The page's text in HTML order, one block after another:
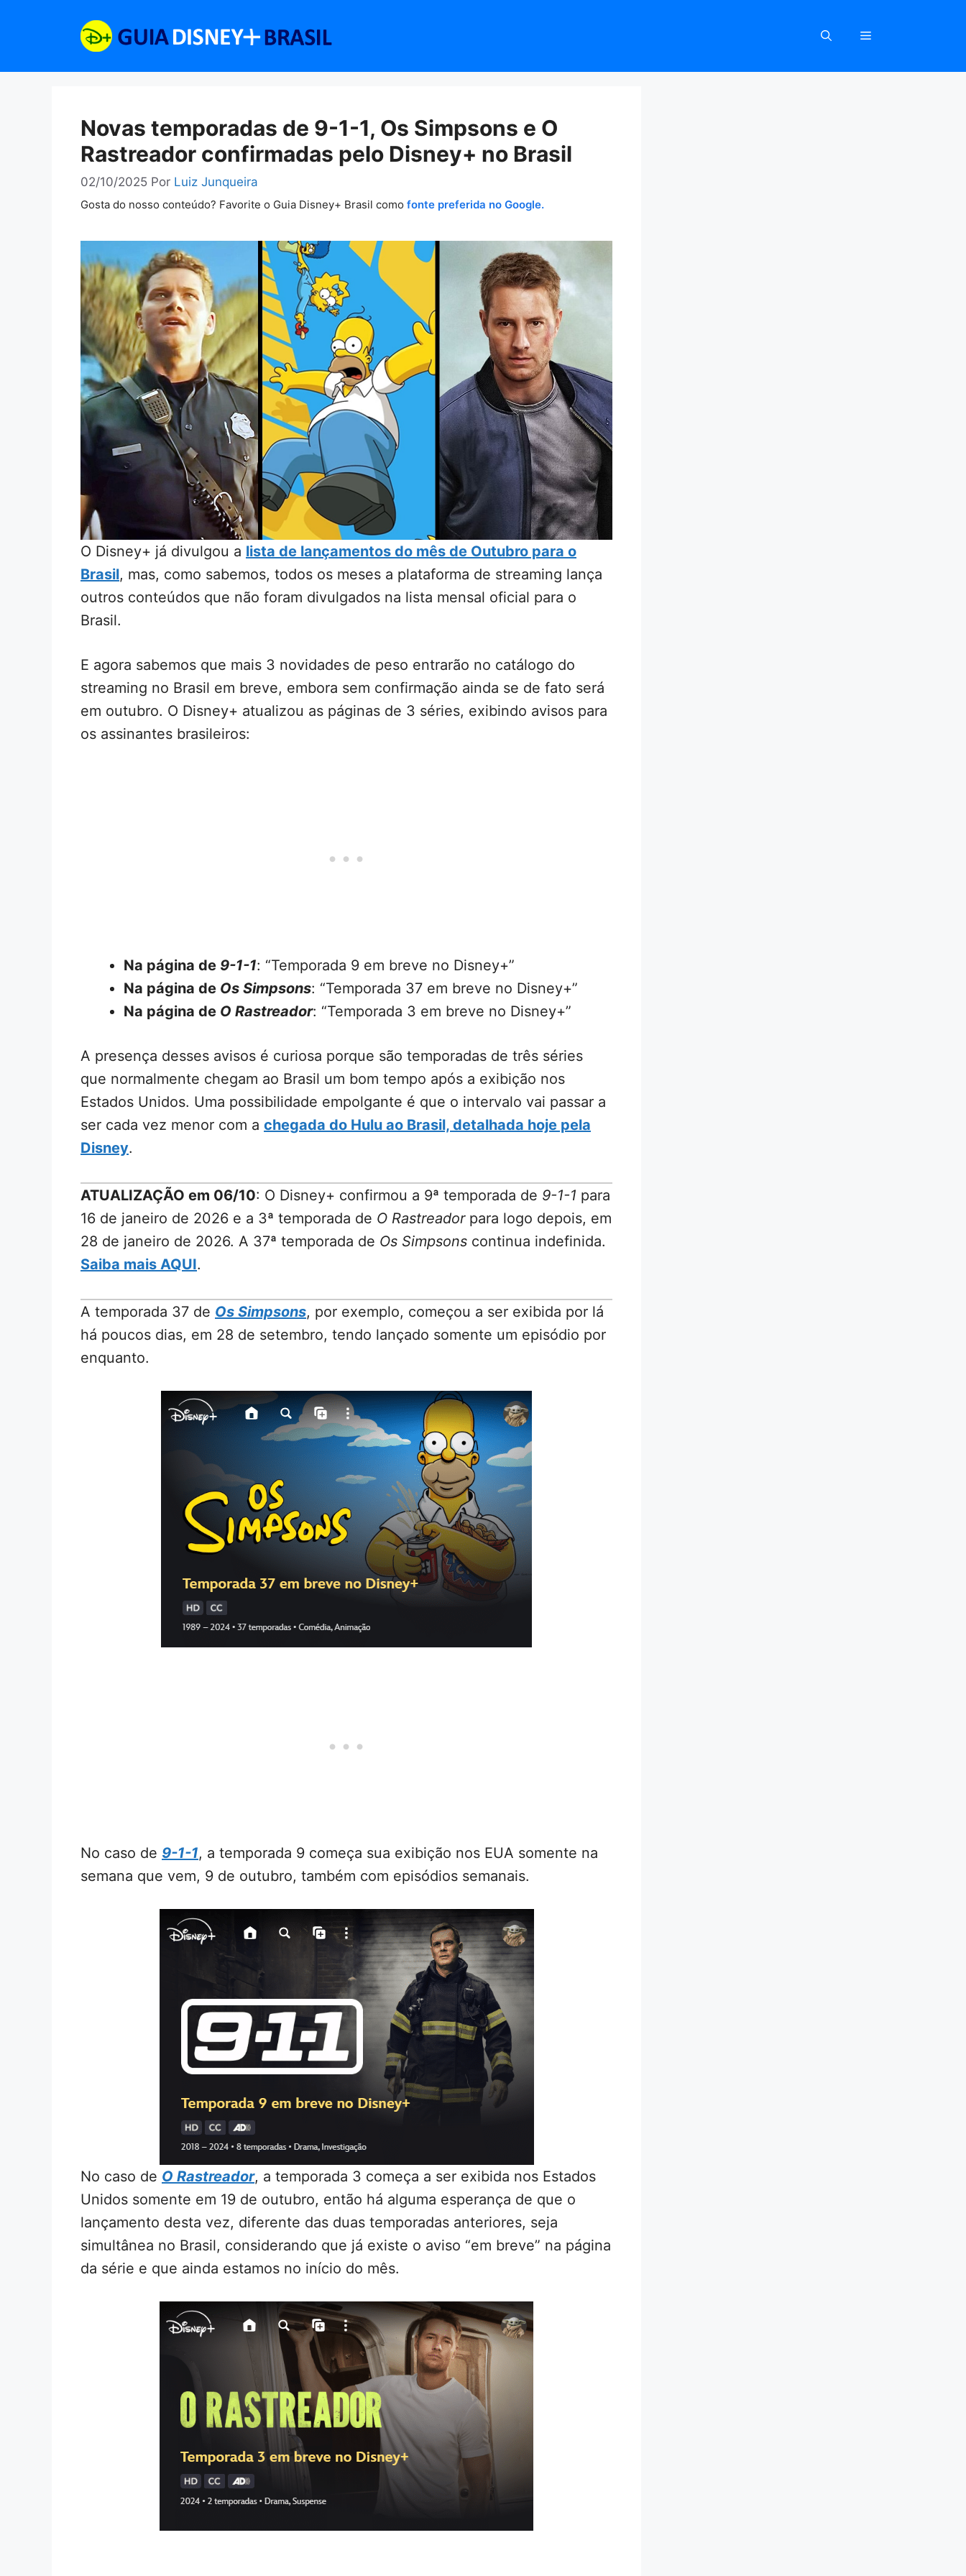
Novas temporadas de 9-1-1, Os Simpsons e O
Rastreador confirmadas pelo Disney+ no Brasil
02/10/2025 Por Luiz Junqueira
Gosta do nosso conteúdo? Favorite o Guia Disney+ Brasil como fonte preferida no Google.
O Disney+ já divulgou a lista de lançamentos do mês de Outubro para o
Brasil, mas, como sabemos, todos os meses a plataforma de streaming lança
outros conteúdos que não foram divulgados na lista mensal oficial para o
Brasil.
E agora sabemos que mais 3 novidades de peso entrarão no catálogo do
streaming no Brasil em breve, embora sem confirmação ainda se de fato será
em outubro. O Disney+ atualizou as páginas de 3 séries, exibindo avisos para
os assinantes brasileiros:
Na página de 9-1-1: “Temporada 9 em breve no Disney+”
Na página de Os Simpsons: “Temporada 37 em breve no Disney+”
Na página de O Rastreador: “Temporada 3 em breve no Disney+”
A presença desses avisos é curiosa porque são temporadas de três séries
que normalmente chegam ao Brasil um bom tempo após a exibição nos
Estados Unidos. Uma possibilidade empolgante é que o intervalo vai passar a
ser cada vez menor com a chegada do Hulu ao Brasil, detalhada hoje pela
Disney.
ATUALIZAÇÃO em 06/10: O Disney+ confirmou a 9ª temporada de 9-1-1 para
16 de janeiro de 2026 e a 3ª temporada de O Rastreadorpara logo depois, em
28 de janeiro de 2026. A 37ª temporada de Os Simpsons continua indefinida.
Saiba mais AQUI.
A temporada 37 de Os Simpsons, por exemplo, começou a ser exibida por lá
há poucos dias, em 28 de setembro, tendo lançado somente um episódio por
enquanto.
No caso de 9-1-1, a temporada 9 começa sua exibição nos EUA somente na
semana que vem, 9 de outubro, também com episódios semanais.
No caso de O Rastreador, a temporada 3 começa a ser exibida nos Estados
Unidos somente em 19 de outubro, então há alguma esperança de que o
lançamento desta vez, diferente das duas temporadas anteriores, seja
simultânea no Brasil, considerando que já existe o aviso “em breve” na página
da série e que ainda estamos no início do mês.